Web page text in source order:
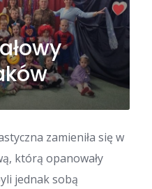
zamieniła się w
którą opanowały
jednak sobą